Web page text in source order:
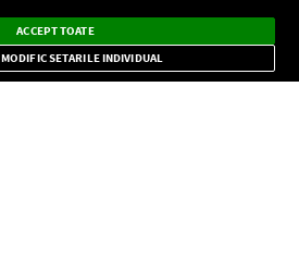
CONFIDENŢIALITATE
știri și alerte
×
ACCEPT TOATE
MODIFIC SETARILE INDIVIDUAL